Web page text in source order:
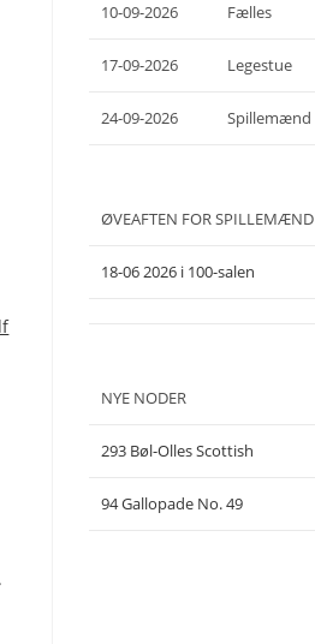
10-09-2026 Fælles
17-09-2026 Legestue
24-09-2026 Spillemænd
ØVEAFTEN FOR SPILLEMÆND
18-06 2026 i 100-salen
NYE NODER
293 Bøl-Olles Scottish
94 Gallopade No. 49